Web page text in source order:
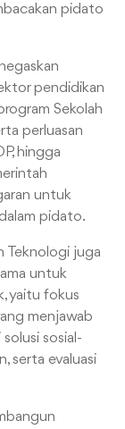
pidato
pendidikan
Sekolah
perluasan
hingga
untuk
pidato.
Teknologi juga
untuk
yaitu fokus
menjawab
sosial-
serta evaluasi